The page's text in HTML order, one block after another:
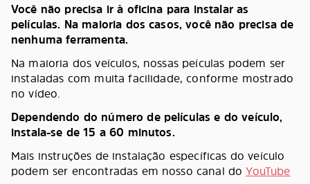
Você não precisa ir à oficina para instalar as
películas. Na maioria dos casos, você não precisa de
nenhuma ferramenta.
Na maioria dos veículos, nossas peículas podem ser
instaladas com muita facilidade, conforme mostrado
no vídeo.
Dependendo do número de películas e do veículo,
instala-se de 15 a 60 minutos.
Mais instruções de instalação específicas do veículo
podem ser encontradas em nosso canal doYouTube